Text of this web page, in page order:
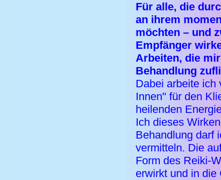
Für alle, die
an ihrem
möchten – und
Empfänger
Arbeiten, die
Behandlung
Dabei arbeite ich
Innen" für den
heilenden
Ich dieses
Behandlung darf
vermitteln. Die
Form des Reiki-
erwirkt und in die